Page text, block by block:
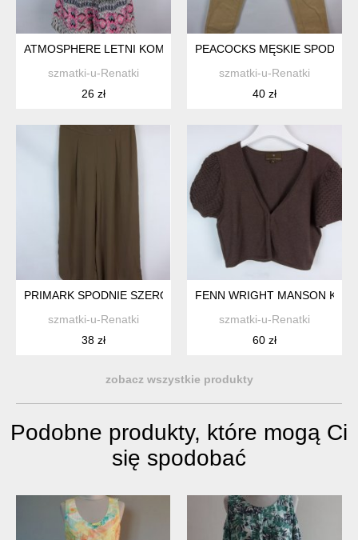
ATMOSPHERE LETNI KOMBINEZON SZORTY 8 / 34
szmatki-u-Renatki
26 zł
PEACOCKS MĘSKIE
szmatki-u-Renatki
40 zł
PRIMARK SPODNIE SZEROKIE PROSTE PALAZZO OLIWKA
szmatki-u-Renatki
38 zł
FENN WRIGHT MANSON
szmatki-u-Renatki
60 zł
zobacz wszystkie produkty
Podobne produkty, które mogą Ci
się spodobać